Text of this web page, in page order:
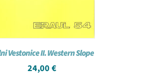
Vestonice II. Western Slope
24,00 €